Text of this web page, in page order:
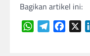
Bagikan artikel ini:
WhatsAppTelegram